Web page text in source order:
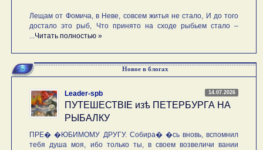
Лещам от Фомича, в Неве, совсем житья не стало, И до того
достало это рыб, Что принято на сходе рыбьем стало –
Читать полностью »
Новое в блогах
14.07.2026
Leader-spb
ПУТЕШЕСТВIE изѣ ПЕТЕРБУРГА НА
РЫБАЛКУ
ПРЕ� �ЮБИМОМУ ДРУГУ. Собира� �сь вновь, вспомнил
тебя душа моя, ибо только ты, в своем возвеличи вании